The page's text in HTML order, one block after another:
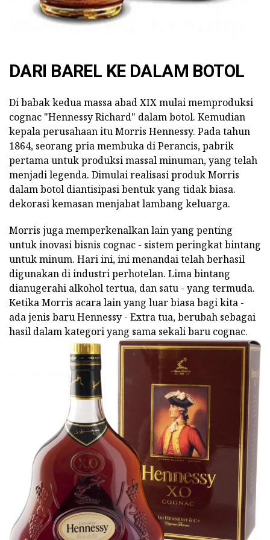
DARI BAREL KE DALAM BOTOL
Di babak kedua massa abad XIX mulai memproduksi
cognac "Hennessy Richard" dalam botol. Kemudian
kepala perusahaan itu Morris Hennessy. Pada tahun
1864, seorang pria membuka di Perancis, pabrik
pertama untuk produksi massal minuman, yang telah
menjadi legenda. Dimulai realisasi produk Morris
dalam botol diantisipasi bentuk yang tidak biasa.
dekorasi kemasan menjabat lambang keluarga.
Morris juga memperkenalkan lain yang penting
untuk inovasi bisnis cognac - sistem peringkat bintang
untuk minum. Hari ini, ini menandai telah berhasil
digunakan di industri perhotelan. Lima bintang
dianugerahi alkohol tertua, dan satu - yang termuda.
Ketika Morris acara lain yang luar biasa bagi kita -
ada jenis baru Hennessy - Extra tua, berubah sebagai
hasil dalam kategori yang sama sekali baru cognac.